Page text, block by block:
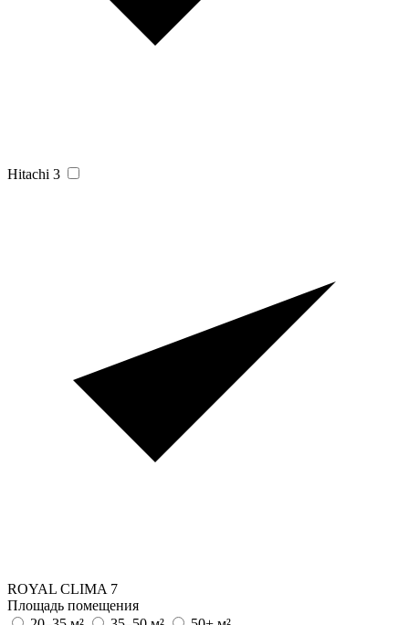
Hitachi 3
ROYAL CLIMA 7
Площадь помещения